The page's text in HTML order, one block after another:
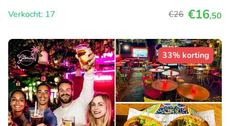
Verkocht: 17
€26 €16,50
33% korting